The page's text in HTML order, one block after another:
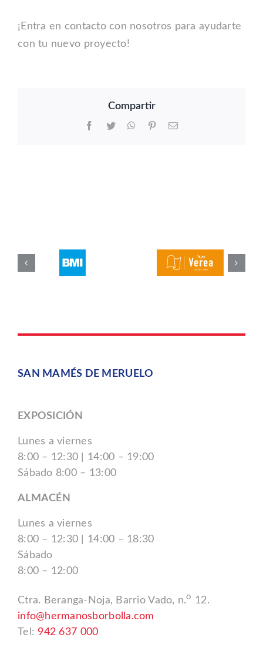
¡Entra en contacto con nosotros para ayudarte
con tu nuevo proyecto!
Compartir
Facebook
Twitter WhatsApp
PinterestCorreo
SAN MAMÉS DE MERUELO
EXPOSICIÓN
Lunes a viernes
8:00 – 12:30 | 14:00 – 19:00
Sábado 8:00 – 13:00
ALMACÉN
Lunes a viernes
8:00 – 12:30 | 14:00 – 18:30
Sábado
8:00 – 12:00
Ctra. Beranga-Noja, Barrio Vado, n.o 12.
info@hermanosborbolla.com
Tel: 942 637 000